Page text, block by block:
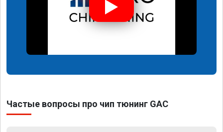
Частые вопросы про чип тюнинг GAC